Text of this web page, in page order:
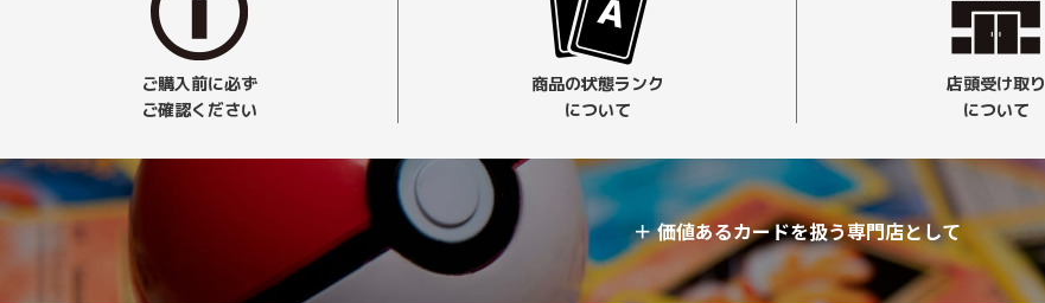
ご購入前に必ず
ご確認ください
商品の状態ランク
について
店頭受け取り
について
＋価値あるカードを扱う専門店として